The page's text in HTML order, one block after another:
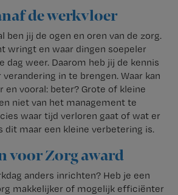
de werkvloer
ben jij de ogen en oren van de zorg.
wringt en waar dingen soepeler
dag weer. Daarom heb jij de kennis
in te brengen. Waar kan
en vooral: beter? Grote of kleine
niet van het management te
waar tijd verloren gaat of wat er
dit maar een kleine verbetering is.
voor Zorg award
anders inrichten? Heb je een
makkelijker of mogelijk efficiënter